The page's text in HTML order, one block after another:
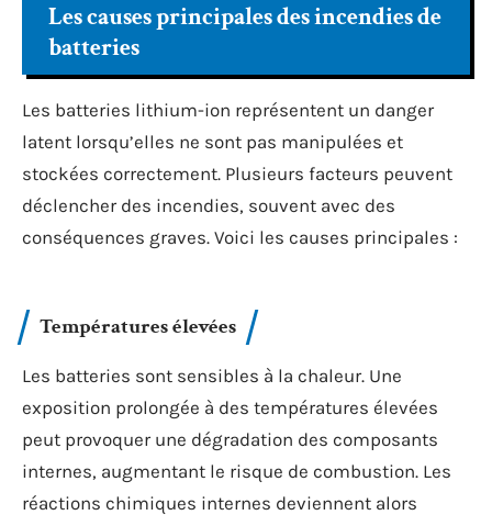
Les causes principales des incendies de
batteries
Les batteries lithium-ion représentent un danger
latent lorsqu’elles ne sont pas manipulées et
stockées correctement. Plusieurs facteurs peuvent
déclencher des incendies, souvent avec des
conséquences graves. Voici les causes principales :
Températures élevées
Les batteries sont sensibles à la chaleur. Une
exposition prolongée à des températures élevées
peut provoquer une dégradation des composants
internes, augmentant le risque de combustion. Les
réactions chimiques internes deviennent alors